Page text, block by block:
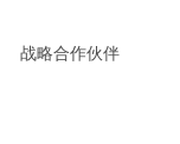
战略合作伙伴